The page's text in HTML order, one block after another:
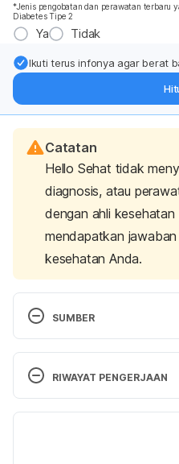
*Jenis pengobatan dan perawatan terbaru
Diabetes Tipe 2
Ya Tidak
Ikuti terus infonya agar berat
Catatan
Hello Sehat tidak
diagnosis, atau
dengan ahli
mendapatkan
kesehatan Anda.
SUMBER
Precaution. (2019).
January 2022, from
RIWAYAT PENGERJAAN